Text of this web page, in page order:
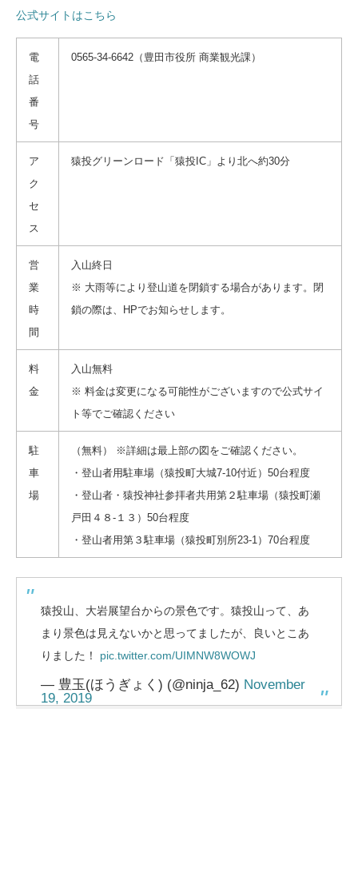
公式サイトはこちら
電
話
番
号
0565-34-6642（豊田市役所 商業観光課）
ア
ク
セ
ス
猿投グリーンロード「猿投IC」より北へ約30分
営
業
時
間
入山終日
※ 大雨等により登山道を閉鎖する場合があります。閉
鎖の際は、HPでお知らせします。
料
金
入山無料
※ 料金は変更になる可能性がございますので公式サイ
ト等でご確認ください
駐
車
場
（無料） ※詳細は最上部の図をご確認ください。
・登山者用駐車場（猿投町大城7-10付近）50台程度
・登山者・猿投神社参拝者共用第２駐車場（猿投町瀬
戸田４８-１３）50台程度
・登山者用第３駐車場（猿投町別所23-1）70台程度
猿投山、大岩展望台からの景色です。猿投山って、あ
まり景色は見えないかと思ってましたが、良いとこあ
りました！ pic.twitter.com/UIMNW8WOWJ
— 豊玉(ほうぎょく) (@ninja_62) November
19, 2019